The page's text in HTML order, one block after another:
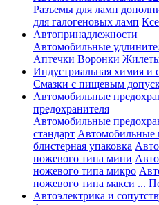
Разъемы для ламп
для галогеновых ламп
Автопринадлежности
Автомобильные
Аптечки Воронки
Индустриальная химия и
Смазки с пищевым
Автомобильные
предохранителя
Автомобильные
стандарт Автомобильные
блистерная упаковка
ножевого типа мини
ножевого типа микро
ножевого типа макси ...
Автоэлектрика и